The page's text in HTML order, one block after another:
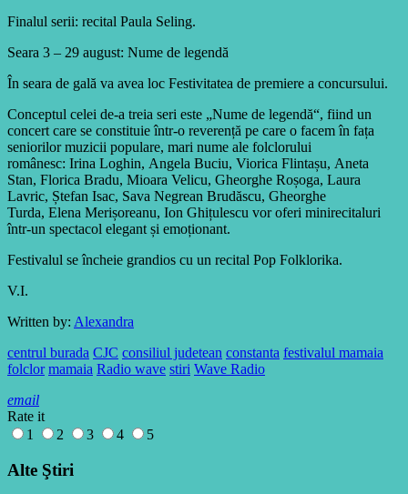
Finalul serii: recital Paula Seling.
Seara 3 – 29 august: Nume de legendă
În seara de gală va avea loc Festivitatea de premiere a concursului.
Conceptul celei de-a treia seri este „Nume de legendă“, fiind un
concert care se constituie într-o reverență pe care o facem în fața
seniorilor muzicii populare, mari nume ale folclorului
românesc: Irina Loghin, Angela Buciu, Viorica Flintașu, Aneta
Stan, Florica Bradu, Mioara Velicu, Gheorghe Roșoga, Laura
Lavric, Ștefan Isac, Sava Negrean Brudăscu, Gheorghe
Turda, Elena Merișoreanu, Ion Ghițulescu vor oferi minirecitaluri
într-un spectacol elegant și emoționant.
Festivalul se încheie grandios cu un recital Pop Folklorika.
V.I.
Written by: Alexandra
centrul burada CJC consiliul judetean constanta festivalul mamaia
folclor mamaia Radio wave stiri Wave Radio
email
Rate it
1
2 3 4 5
Alte Ştiri